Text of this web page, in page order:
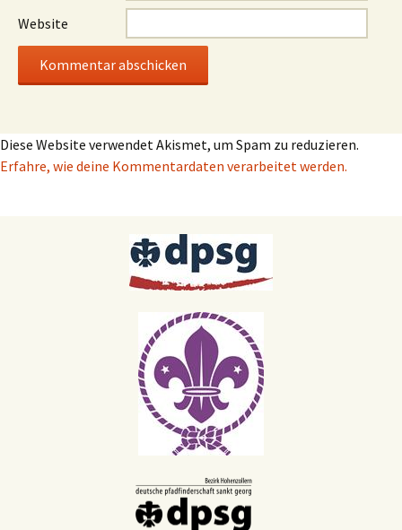
Website
Diese Website verwendet Akismet, um Spam zu reduzieren.
Erfahre, wie deine Kommentardaten verarbeitet werden.